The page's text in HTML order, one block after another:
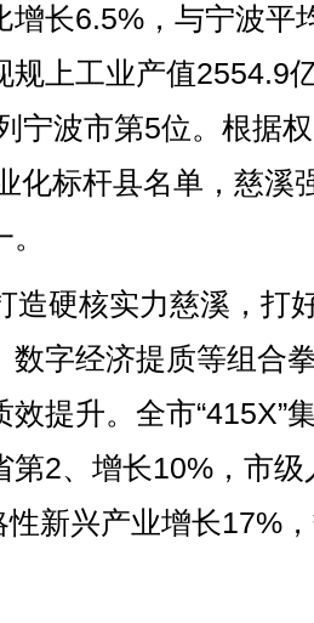
增长6.5%，与宁波平
规上工业产值2554.9
宁波市第5位。根据
化标杆县名单，慈溪
造硬核实力慈溪，打
数字经济提质等组合
效提升。全市“415X”
第2、增长10%，市
新兴产业增长17%